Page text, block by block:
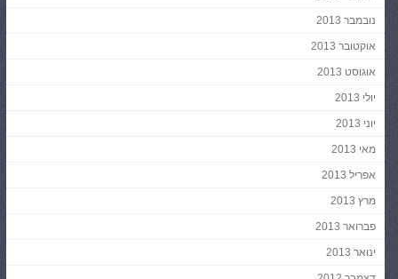
נובמבר 2013
אוקטובר 2013
אוגוסט 2013
יולי 2013
יוני 2013
מאי 2013
אפריל 2013
מרץ 2013
פברואר 2013
ינואר 2013